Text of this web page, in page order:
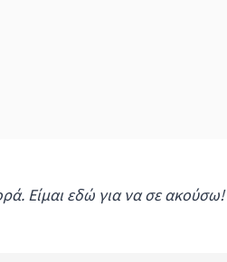
Είμαι εδώ για να σε ακούσω!